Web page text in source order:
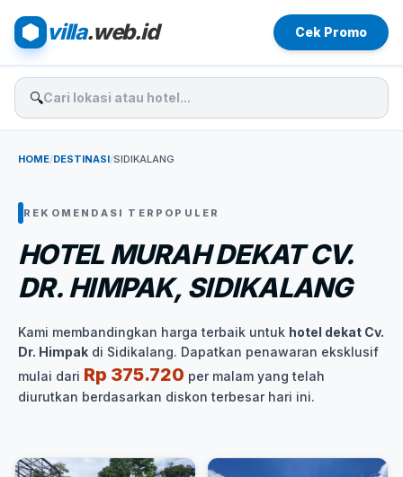
villa.web.id Cek Promo
🔍
HOME/DESTINASI/SIDIKALANG
REKOMENDASI TERPOPULER
HOTEL MURAH DEKAT CV.
DR. HIMPAK, SIDIKALANG
Kami membandingkan harga terbaik untuk hotel dekat Cv.
Dr. Himpak di Sidikalang. Dapatkan penawaran eksklusif
mulai dari Rp 375.720 per malam yang telah
diurutkan berdasarkan diskon terbesar hari ini.